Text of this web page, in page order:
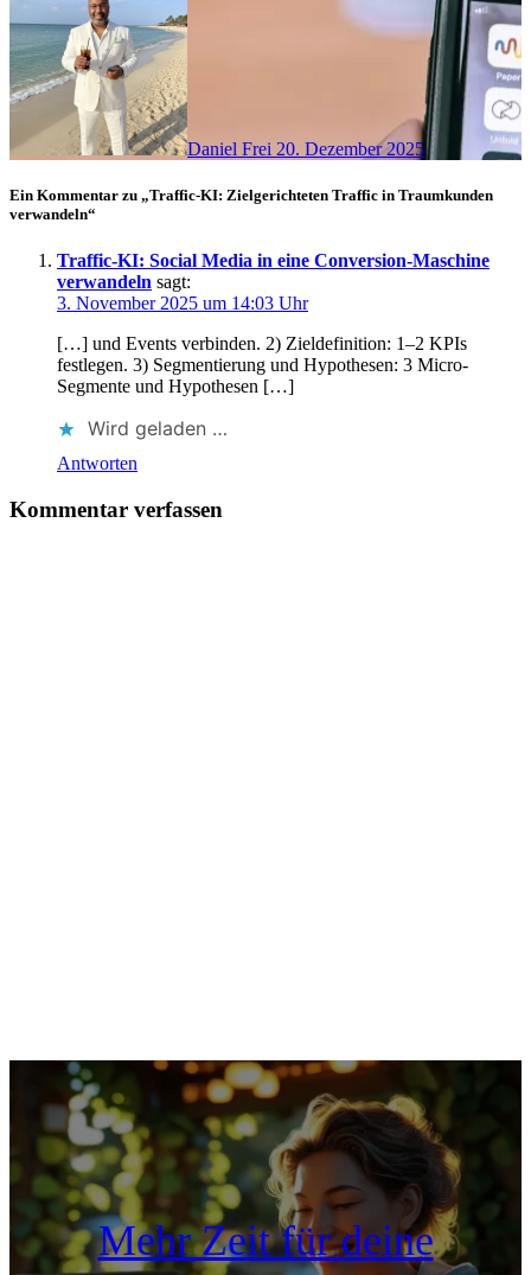
Daniel Frei 20. Dezember 2025
Ein Kommentar zu „Traffic-KI: Zielgerichteten Traffic in Traumkunden
verwandeln“
Traffic-KI: Social Media in eine Conversion-Maschine
verwandeln sagt:
3. November 2025 um 14:03 Uhr
[…] u‬nd Events verbinden. 2) Zieldefinition: 1–2 KPIs
festlegen. 3) Segmentierung u‬nd Hypothesen: 3 Micro-
Segmente u‬nd Hypothesen […]
Wird geladen …
Antworten
Kommentar verfassen
Mehr Zeit für deine